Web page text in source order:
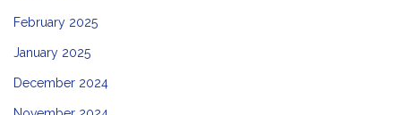
February 2025
January 2025
December 2024